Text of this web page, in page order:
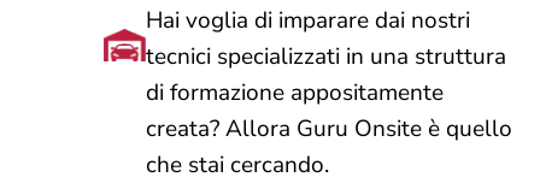
Hai voglia di imparare dai nostri
tecnici specializzati in una struttura
di formazione appositamente
creata? Allora Guru Onsite è quello
che stai cercando.